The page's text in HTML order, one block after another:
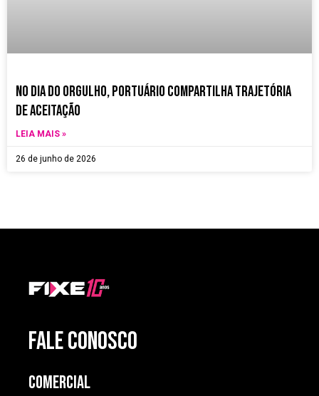
no dia do orgulho, Portuário compartilha trajetória
de aceitação
LEIA MAIS »
26 de junho de 2026
FALE CONOSCO
Comercial